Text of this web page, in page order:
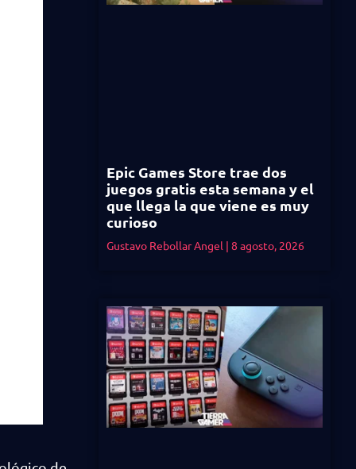
Epic Games Store trae dos
juegos gratis esta semana y el
que llega la que viene es muy
curioso
Gustavo Rebollar Angel 8 agosto, 2026